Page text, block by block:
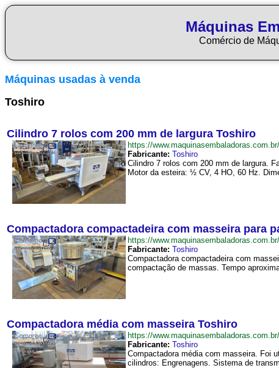
Máquinas
Comércio de
Máquinas usadas à venda
Toshiro
Cilindro 7 rolos com 200 mm de largura Toshiro
https://
Fabricante: Toshiro
Cilindro 7 rolos com 200 mm de largura.
Motor da esteira: ½ CV, 4 HO, 60 Hz.
Compactadora compactadeira com masseira para
https://
Fabricante: Toshiro
Compactadora compactadeira com
compactação de massas. Tempo
Compactadora média com masseira Toshiro
https://
Fabricante: Toshiro
Compactadora média com masseira. Foi
cilindros: Engrenagens. Sistema de